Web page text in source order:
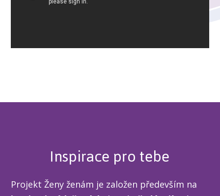
Inspirace pro tebe
Projekt Ženy ženám je založen především na